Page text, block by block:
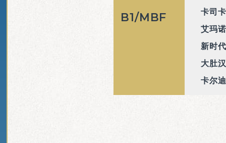
B1/MBF
卡司
艾玛诺
新时
大肚汉
卡尔